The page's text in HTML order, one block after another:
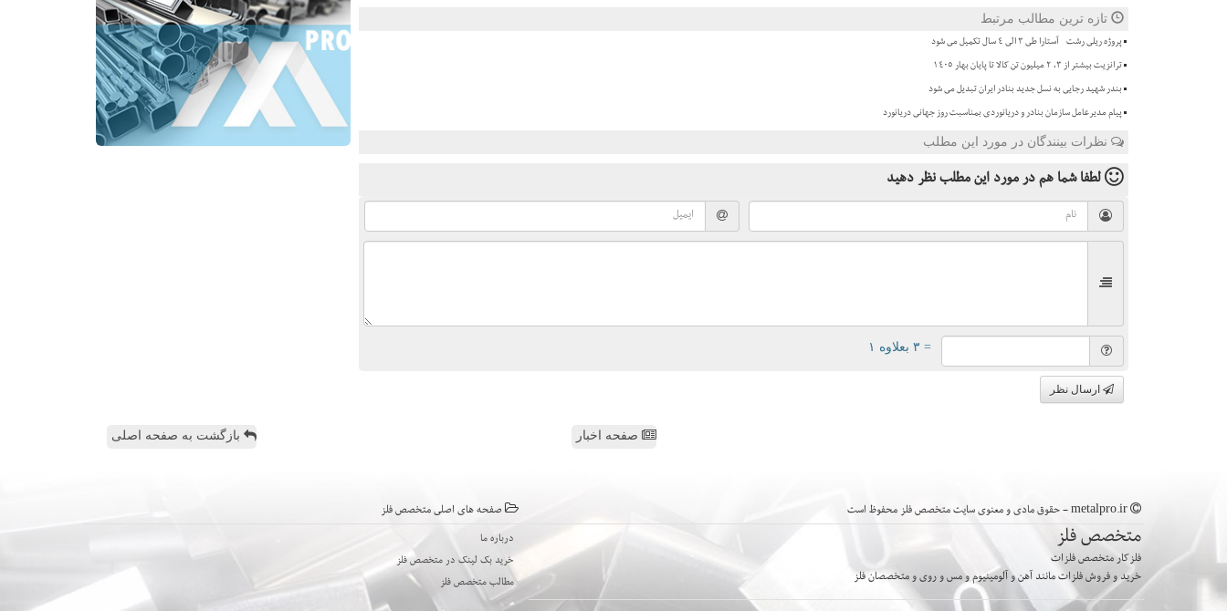
تازه ترین مطالب مرتبط
پروژه ریلی رشت - آستارا طی ۳ الی ۴ سال تکمیل می شود
ترانزیت بیشتر از ۳، ۲ میلیون تن کالا تا پایان بهار ۱۴۰۵
بندر شهید رجایی به نسل جدید بنادر ایران تبدیل می شود
پیام مدیرعامل سازمان بنادر و دریانوردی بمناسبت روز جهانی دریانورد
نظرات بینندگان در مورد این مطلب
لطفا شما هم در مورد این مطلب نظر دهید
= ۳ بعلاوه ۱
ارسال نظر
صفحه اخبار بازگشت به صفحه اصلی
متخصص فلز
فلزکار متخصص فلزات
خرید و فروش فلزات مانند آهن و آلومینیوم و مس و روی و متخصصان فلز
صفحه های اصلی متخصص فلز
درباره ما
خرید بک لینک در متخصص فلز
مطالب متخصص فلز